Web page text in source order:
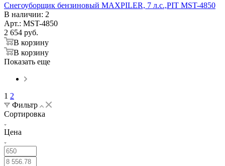
Снегоуборщик бензиновый MAXPILER, 7 л.с.,PIT MST-4850
В наличии: 2
Арт.: MST-4850
2 654 руб.
В корзину
В корзину
Показать еще
1 2
Фильтр
Сортировка
Цена